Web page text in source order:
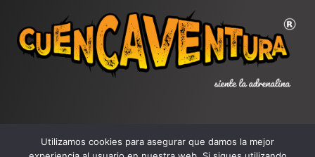
Utilizamos cookies para asegurar que damos la mejor